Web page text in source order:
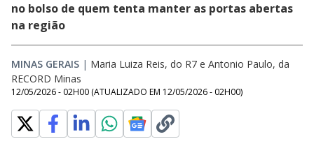
no bolso de quem tenta manter as portas abertas
na região
MINAS GERAIS | Maria Luiza Reis, do R7 e Antonio Paulo, da
RECORD Minas
12/05/2026 - 02H00 (ATUALIZADO EM 12/05/2026 - 02H00)